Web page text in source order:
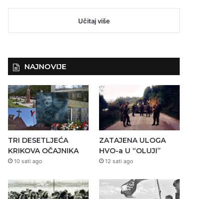
Učitaj više
NAJNOVIJE
TRI DESETLJEĆA
KRIKOVA OČAJNIKA
10 sati ago
ZATAJENA ULOGA
HVO-a U “OLUJI”
12 sati ago